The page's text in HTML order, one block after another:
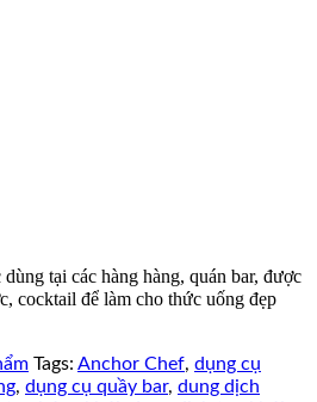
tại các hàng hàng, quán bar, được
cocktail để làm cho thức uống đẹp
Tags: Anchor Chef, dụng cụ
, dụng cụ quầy bar, dung dịch